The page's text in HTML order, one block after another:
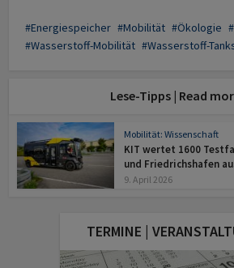
Energiespeicher Mobilität Ökologie
Wasserstoff-Mobilität
Wasserstoff-
Lese-Tipps | Read
Mobilität: Wissenschaft
KIT wertet 1600
und Friedrichshafen
9. April 2026
TERMINE |